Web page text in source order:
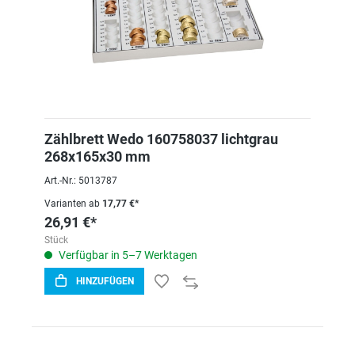
Zählbrett Wedo 160758037 lichtgrau
268x165x30 mm
Art.-Nr.: 5013787
Varianten ab 17,77 €*
26,91 €*
Stück
Verfügbar in 5–7 Werktagen
HINZUFÜGEN